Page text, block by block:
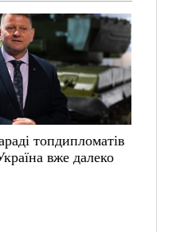
топдипломатів
вже далеко